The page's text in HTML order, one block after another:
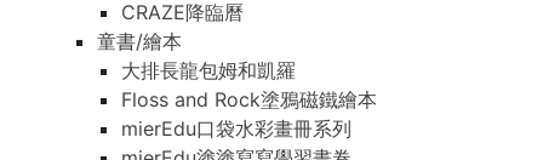
CRAZE降臨曆
童書/繪本
大排長龍包姆和凱羅
Floss and Rock塗鴉磁鐵繪本
mierEdu口袋水彩畫冊系列